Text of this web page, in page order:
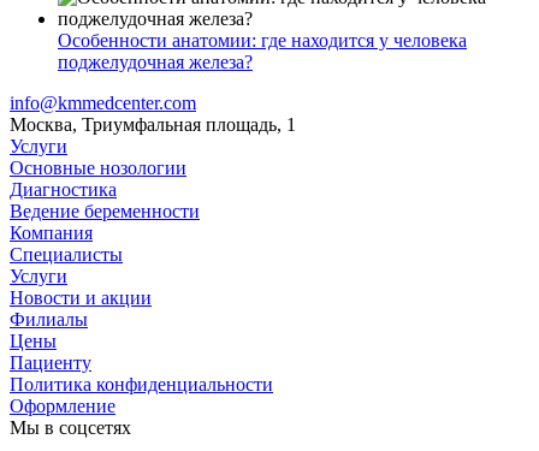
Особенности анатомии: где находится у человека
поджелудочная железа?
info@kmmedcenter.com
Москва, Триумфальная площадь, 1
Услуги
Основные нозологии
Диагностика
Ведение беременности
Компания
Специалисты
Услуги
Новости и акции
Филиалы
Цены
Пациенту
Политика конфиденциальности
Оформление
Мы в соцсетях